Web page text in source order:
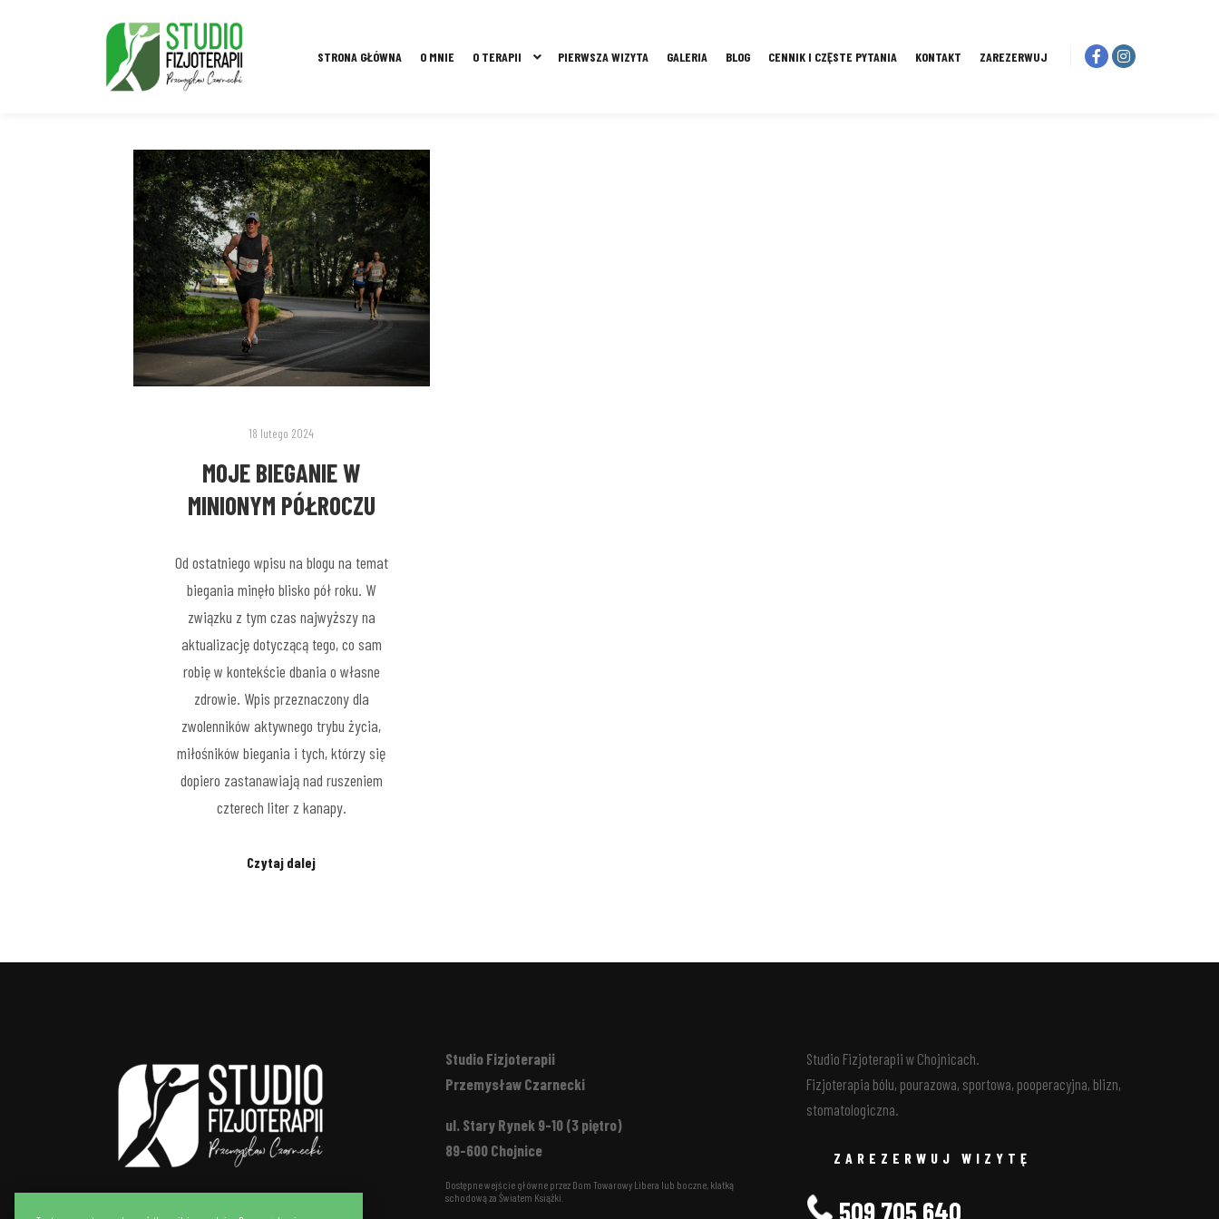
STRONA GŁÓWNA O MNIE O TERAPII PIERWSZA WIZYTA GALERIA BLOG CENNIK I CZĘSTE PYTANIA KONTAKT ZAREZERWUJ
18 lutego 2024
MOJE BIEGANIE W
MINIONYM PÓŁROCZU
Od ostatniego wpisu na blogu na temat
biegania minęło blisko pół roku. W
związku z tym czas najwyższy na
aktualizację dotyczącą tego, co sam
robię w kontekście dbania o własne
zdrowie. Wpis przeznaczony dla
zwolenników aktywnego trybu życia,
miłośników biegania i tych, którzy się
dopiero zastanawiają nad ruszeniem
czterech liter z kanapy.
Czytaj dalej
Studio Fizjoterapii
Przemysław Czarnecki
ul. Stary Rynek 9-10 (3 piętro)
89-600 Chojnice
Dostępne wejście główne przez Dom Towarowy Libera lub boczne, klatką
schodową za Światem Książki.
Studio Fizjoterapii w Chojnicach.
Fizjoterapia bólu, pourazowa, sportowa, pooperacyjna, blizn,
stomatologiczna.
ZAREZERWUJ WIZYTĘ
509 705 640